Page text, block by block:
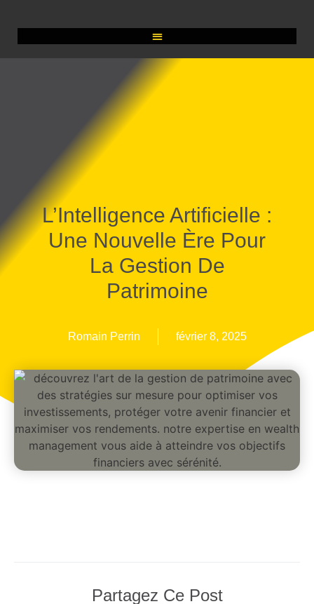
L’Intelligence Artificielle :
Une Nouvelle Ère Pour
La Gestion De
Patrimoine
Romain Perrin février 8, 2025
Partagez Ce Post